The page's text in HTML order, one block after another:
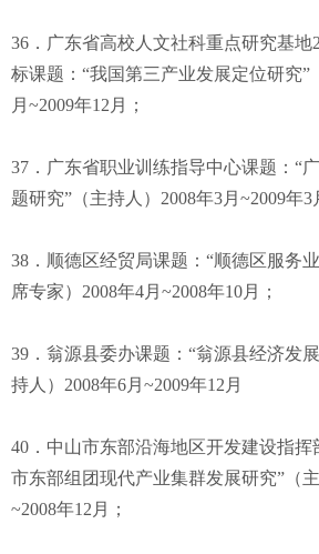
36．广东省高校人文社科重点研究基地
标课题：“我国第三产业发展定位研究”
月~2009年12月；
37．广东省职业训练指导中心课题：“
题研究”（主持人）2008年3月~2009年3
38．顺德区经贸局课题：“顺德区服务
席专家）2008年4月~2008年10月；
39．翁源县委办课题：“翁源县经济发
持人）2008年6月~2009年12月
40．中山市东部沿海地区开发建设指挥
市东部组团现代产业集群发展研究”（
~2008年12月；